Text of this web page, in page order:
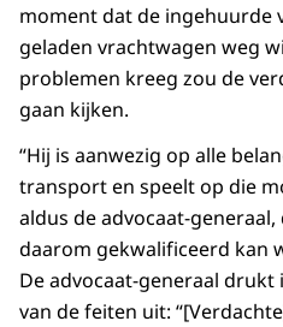
moment dat de ingehuurde
geladen vrachtwagen weg
problemen kreeg zou de
gaan kijken.
“Hij is aanwezig op alle
transport en speelt op die
aldus de advocaat-
daarom gekwalificeerd kan
De advocaat-generaal
van de feiten uit: